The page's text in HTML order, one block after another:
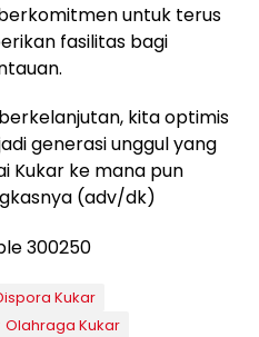
untuk terus
fasilitas bagi
kita optimis
generasi unggul yang
Kukar ke mana pun
(adv/dk)
Kukar
Olahraga Kukar